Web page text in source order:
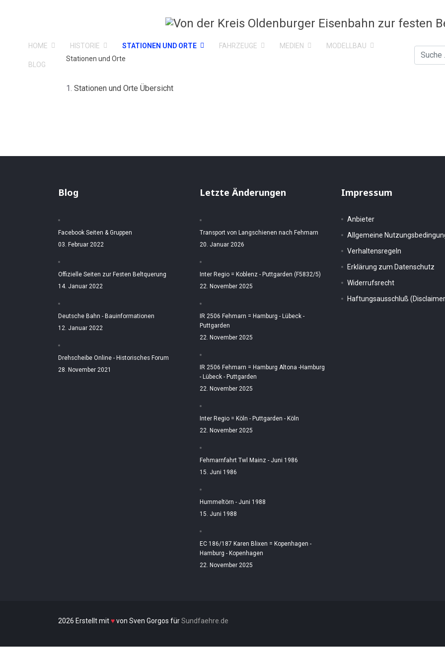
HOME HISTORIE STATIONEN UND ORTE FAHRZEUGE MEDIEN MODELLBAU
BLOG
Suchen
Stationen und Orte
Stationen und Orte Übersicht
Blog
Facebook Seiten & Gruppen
03. Februar 2022
Offizielle Seiten zur Festen Beltquerung
14. Januar 2022
Deutsche Bahn - Bauinformationen
12. Januar 2022
Drehscheibe Online - Historisches Forum
28. November 2021
Letzte Änderungen
Transport von Langschienen nach Fehmarn
20. Januar 2026
Inter Regio = Koblenz - Puttgarden (F5832/5)
22. November 2025
IR 2506 Fehmarn = Hamburg - Lübeck -
Puttgarden
22. November 2025
IR 2506 Fehmarn = Hamburg Altona -Hamburg
- Lübeck - Puttgarden
22. November 2025
Inter Regio = Köln - Puttgarden - Köln
22. November 2025
Fehmarnfahrt Twl Mainz - Juni 1986
15. Juni 1986
Hummeltörn - Juni 1988
15. Juni 1988
EC 186/187 Karen Blixen = Kopenhagen -
Hamburg - Kopenhagen
22. November 2025
Impressum
Anbieter
Allgemeine
Verhaltensregeln
Erklärung zum Datenschutz
Widerrufsrecht
Haftungsausschluß
2026 Erstellt mit♥von Sven Gorgos fürSundfaehre.de